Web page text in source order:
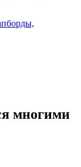
многими